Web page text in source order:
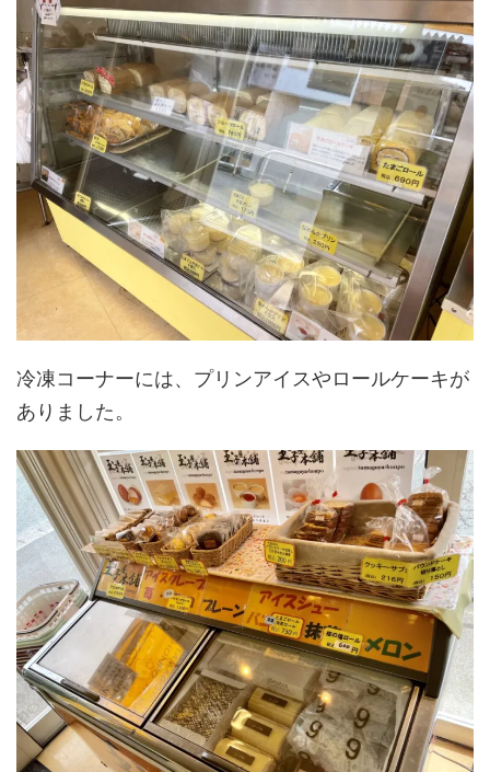
冷凍コーナーには、プリンアイスやロールケーキが
ありました。